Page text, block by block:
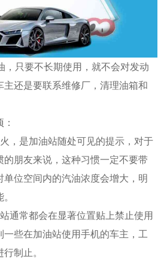
，只要不长期使用，就不会对发动
主还是要联系维修厂，清理油箱和
，是加油站随处可见的提示，对于
的朋友来说，这种习惯一定不要带
单位空间内的汽油浓度会增大，明
通常都会在显著位置贴上禁止使用
些在加油站使用手机的车主，工
制止。